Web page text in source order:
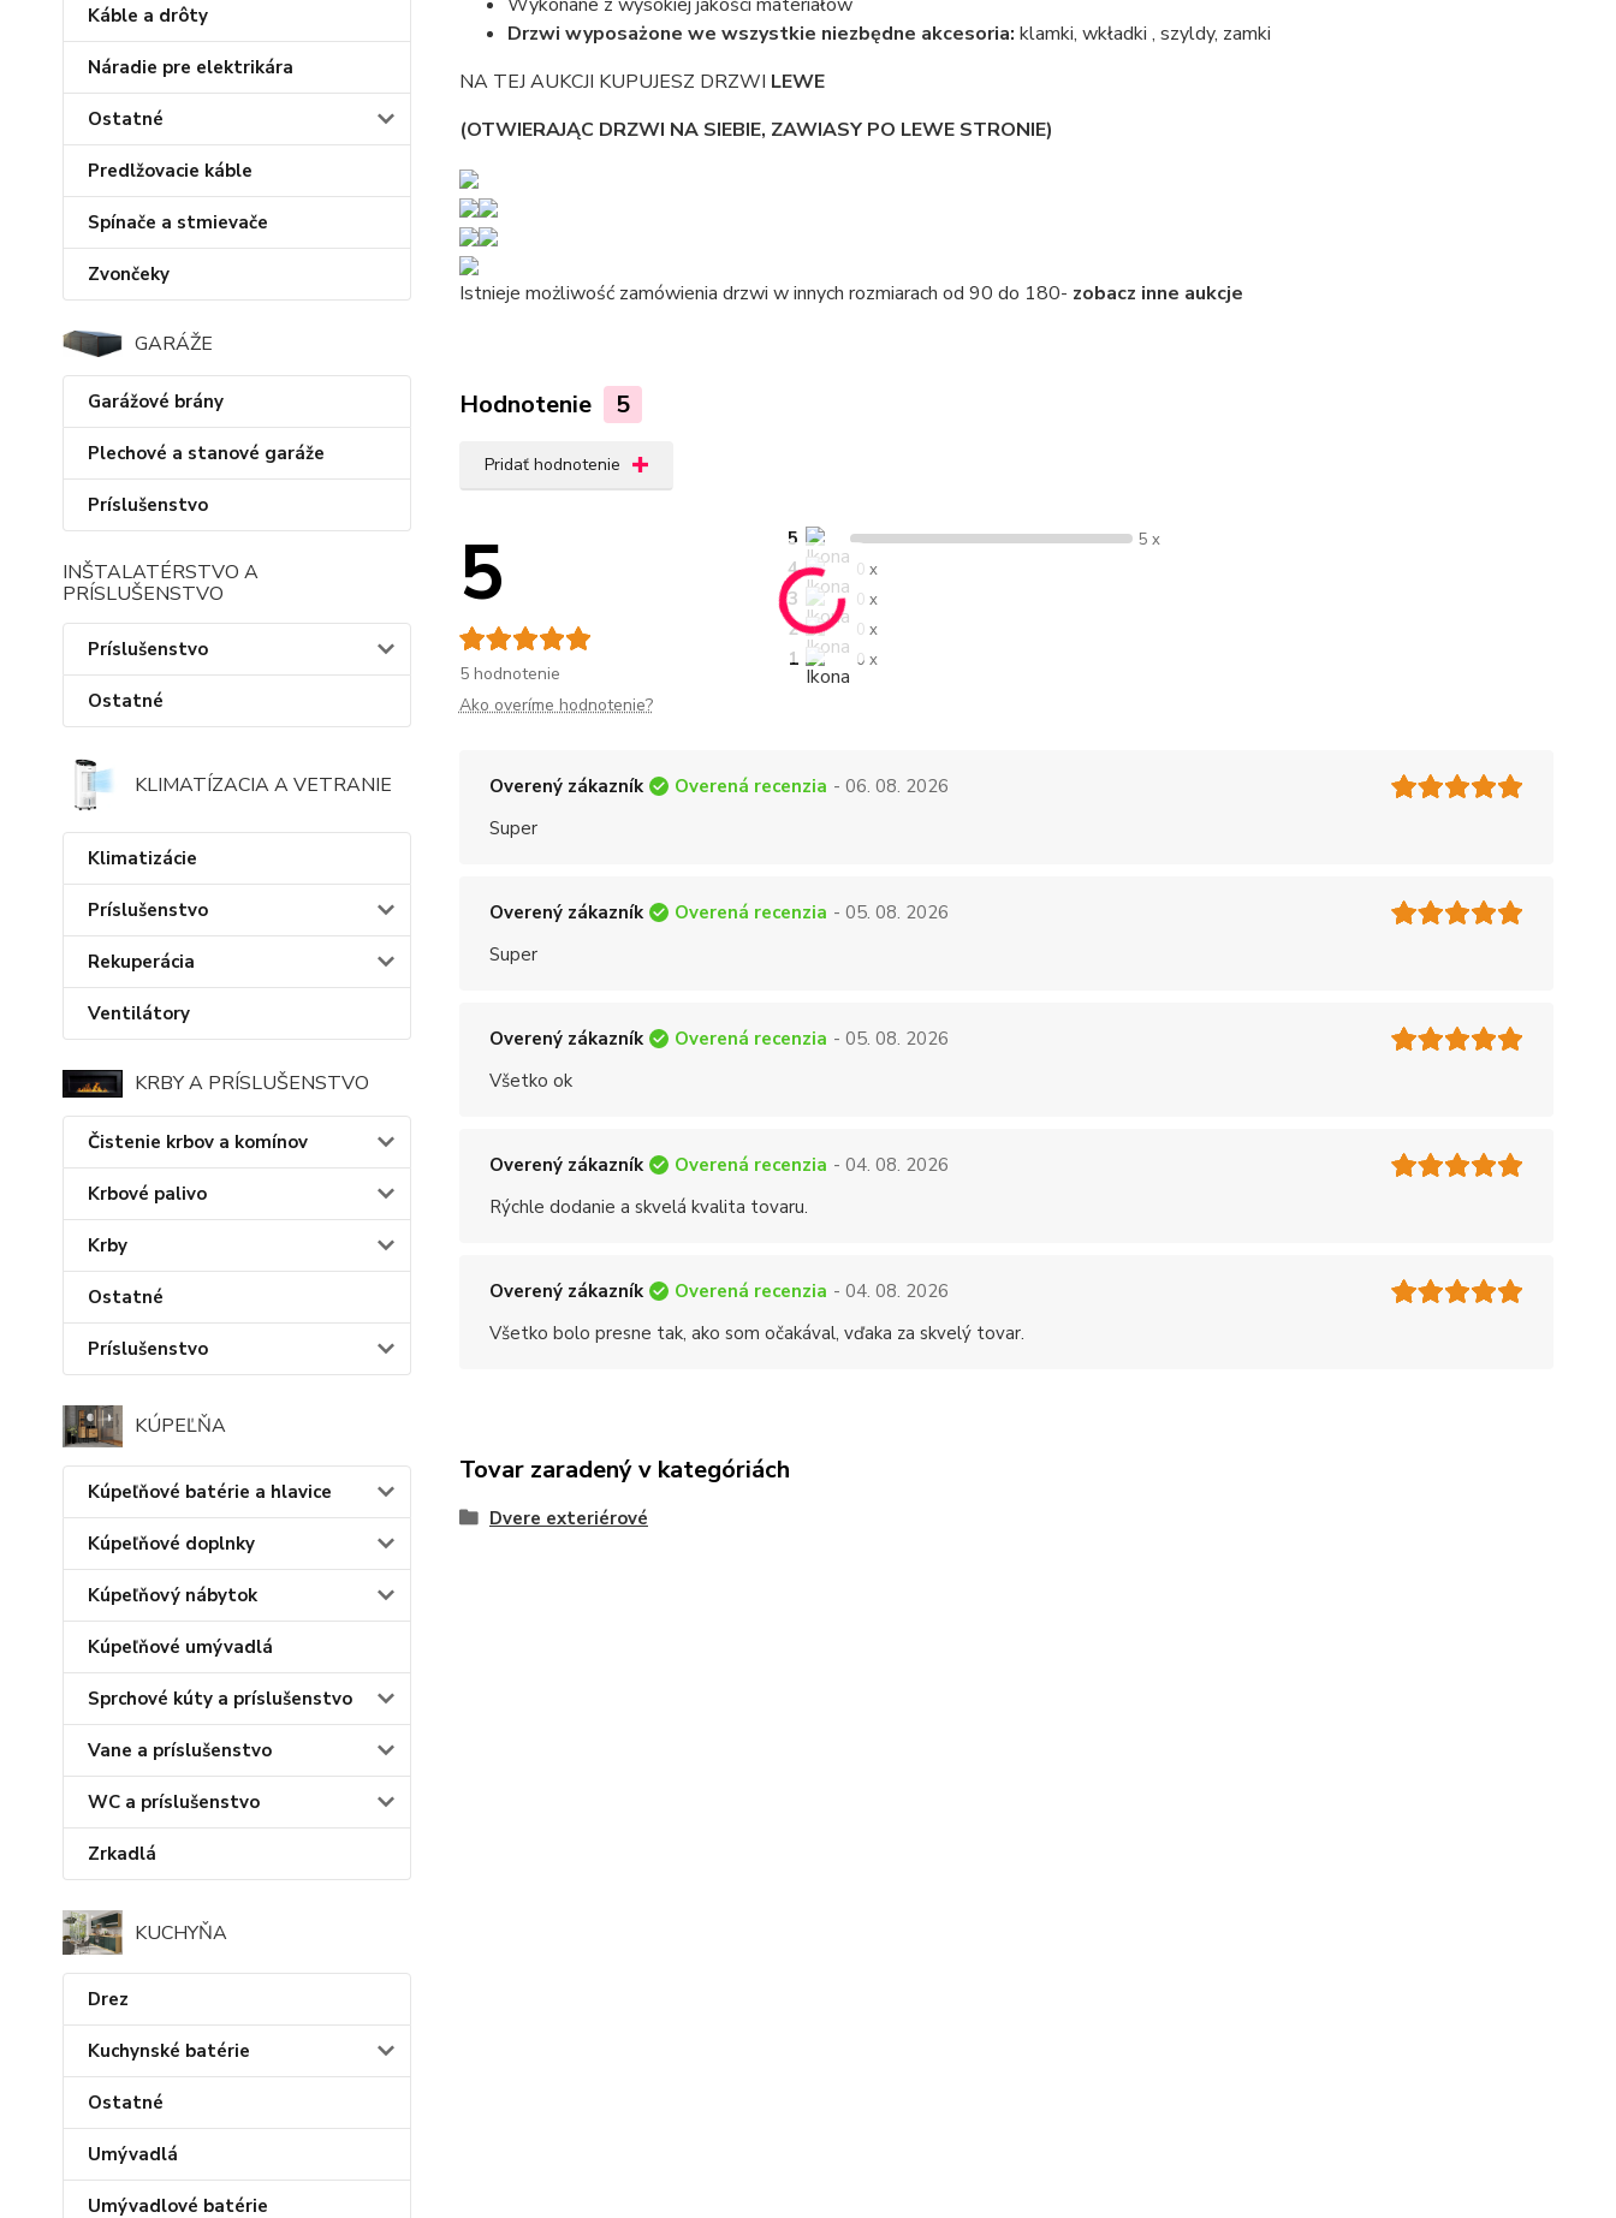
Káble a drôty
Náradie pre elektrikára
Ostatné
Predlžovacie káble
Spínače a stmievače
Zvončeky
GARÁŽE
Garážové brány
Plechové a stanové garáže
Príslušenstvo
INŠTALATÉRSTVO A
PRÍSLUŠENSTVO
Príslušenstvo
Ostatné
KLIMATÍZACIA A VETRANIE
Klimatizácie
Príslušenstvo
Rekuperácia
Ventilátory
KRBY A PRÍSLUŠENSTVO
Čistenie krbov a komínov
Krbové palivo
Krby
Ostatné
Príslušenstvo
KÚPEĽŇA
Kúpeľňové batérie a hlavice
Kúpeľňové doplnky
Kúpeľňový nábytok
Kúpeľňové umývadlá
Sprchové kúty a príslušenstvo
Vane a príslušenstvo
WC a príslušenstvo
Zrkadlá
KUCHYŇA
Drez
Kuchynské batérie
Ostatné
Umývadlá
Umývadlové batérie
Drzwi wyposażone we wszystkie niezbędne akcesoria: klamki, wkładki , szyldy, zamki
NA TEJ AUKCJI KUPUJESZ DRZWI LEWE
(OTWIERAJĄC DRZWI NA SIEBIE, ZAWIASY PO LEWE STRONIE)
Istnieje możliwość zamówienia drzwi w innych rozmiarach od 90 do 180- zobacz inne aukcje
Hodnotenie 5
Pridať hodnotenie
5
5 hodnotenie
5 5 x
4 0 x
3 0 x
2 0 x
1 0 x
Ako overíme hodnotenie?
Overený zákazník Overená recenzia - 06. 08. 2026
Super
Overený zákazník Overená recenzia - 05. 08. 2026
Super
Overený zákazník Overená recenzia - 05. 08. 2026
Všetko ok
Overený zákazník Overená recenzia - 04. 08. 2026
Rýchle dodanie a skvelá kvalita tovaru.
Overený zákazník Overená recenzia - 04. 08. 2026
Všetko bolo presne tak, ako som očakával, vďaka za skvelý tovar.
Tovar zaradený v kategóriách
Dvere exteriérové